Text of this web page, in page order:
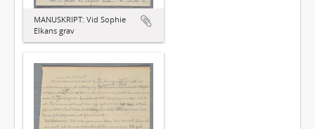
MANUSKRIPT: Vid Sophie
Elkans grav